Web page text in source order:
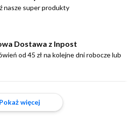
nasze super produkty
Dostawa z Inpost
od 45 zł na kolejne dni robocze lub
Pokaż więcej